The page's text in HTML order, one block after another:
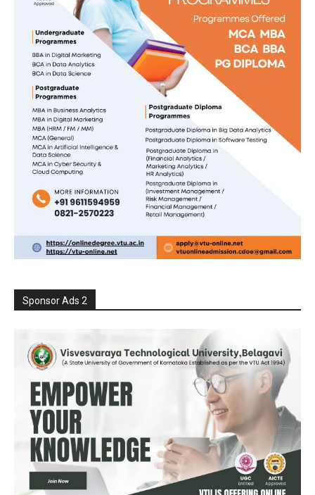
Sponsor Ads 2